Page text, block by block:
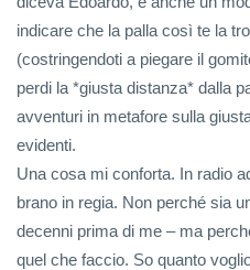
indicare che la palla così te la
(costringendoti a piegare il
perdi la *giusta distanza* dalla
avventuri in metafore sulla
evidenti.
Una cosa mi conforta. In radio
brano in regia. Non perché sia
decenni prima di me – ma
quel che faccio. So quanto